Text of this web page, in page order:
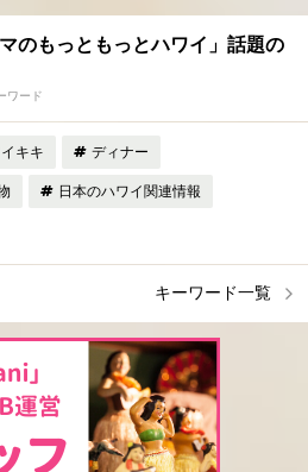
のもっともっとハワイ」話題の
ワード
キキ ディナー
日本のハワイ関連情報
キーワード一覧